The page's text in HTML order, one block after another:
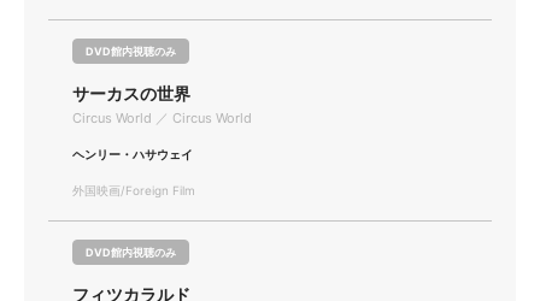
DVD館内視聴のみ
サーカスの世界
Circus World ／ Circus World
ヘンリー・ハサウェイ
外国映画/Foreign Film
DVD館内視聴のみ
フィツカラルド